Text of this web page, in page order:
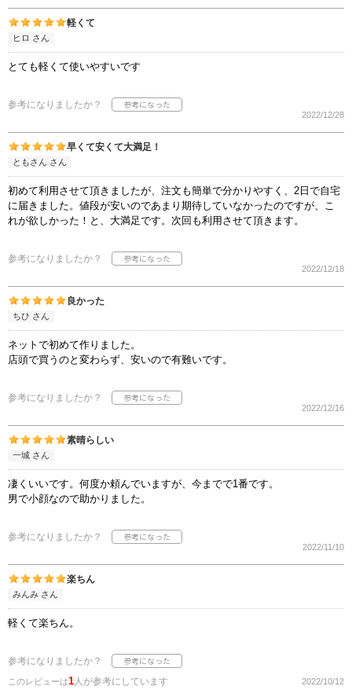
軽くて
ヒロ さん
とても軽くて使いやすいです
参考になりましたか？
2022/12/28
早くて安くて大満足！
ともさん さん
初めて利用させて頂きましたが、注文も簡単で分かりやすく、2日で自宅
に届きました。値段が安いのであまり期待していなかったのですが、こ
れが欲しかった！と、大満足です。次回も利用させて頂きます。
参考になりましたか？
2022/12/18
良かった
ちひ さん
ネットで初めて作りました。
店頭で買うのと変わらず、安いので有難いです。
参考になりましたか？
2022/12/16
素晴らしい
一城 さん
凄くいいです。何度か頼んでいますが、今までで1番です。
男で小顔なので助かりました。
参考になりましたか？
2022/11/10
楽ちん
みんみ さん
軽くて楽ちん。
参考になりましたか？
このレビューは1人が参考にしています 2022/10/12